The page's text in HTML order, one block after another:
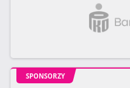
SPONSORZY